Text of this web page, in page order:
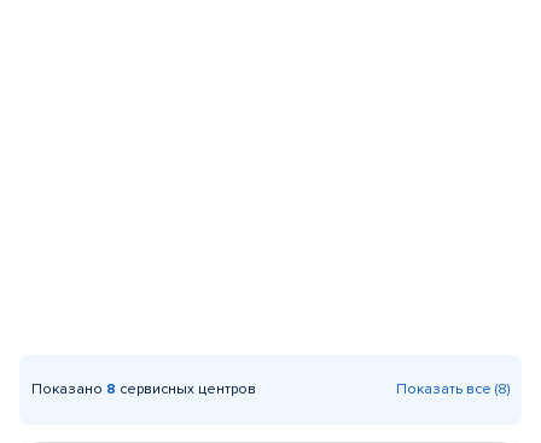
Показано 8 сервисных центров Показать все (8)